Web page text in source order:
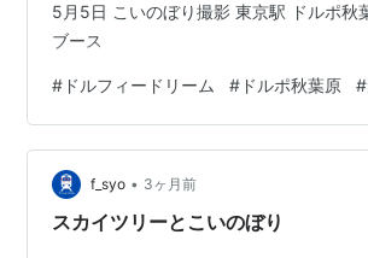
5月5日 こいのぼり撮影 東京駅 ドルポ秋
ブース
# ドルフィードリーム # ドルポ秋葉原 #
f_syo • 3ヶ月前
スカイツリーとこいのぼり